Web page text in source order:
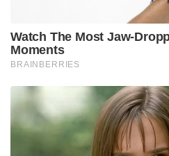
അവിടെവെച്ചും ക്രൂരമായ
അതിക്രമങ്ങൾക്ക്
ബന്ധുക്കളും അനധികൃത
ഏർപ്പെട്ടിരുന്നവരാണെന്ന്
ഭയപ്പെടുത്താനായി ഇയാൾ
രക്തത്തിൽ
മൃഗങ്ങളുടെ മാംസം
പേടിപ്പിച്ചിരുന്നത്,” യുവതി